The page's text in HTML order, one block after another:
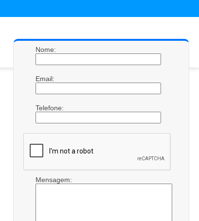
Nome:
Email:
Telefone:
Mensagem: